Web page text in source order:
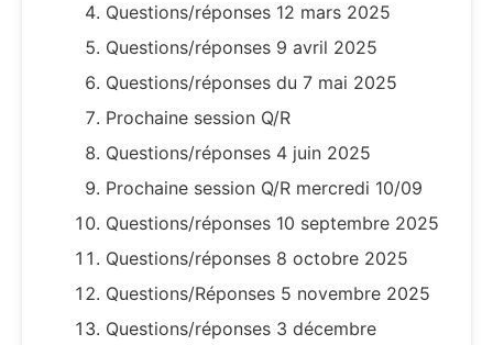
Questions/réponses 12 mars 2025
Questions/réponses 9 avril 2025
Questions/réponses du 7 mai 2025
Prochaine session Q/R
Questions/réponses 4 juin 2025
Prochaine session Q/R mercredi 10/09
Questions/réponses 10 septembre 2025
Questions/réponses 8 octobre 2025
Questions/Réponses 5 novembre 2025
Questions/réponses 3 décembre